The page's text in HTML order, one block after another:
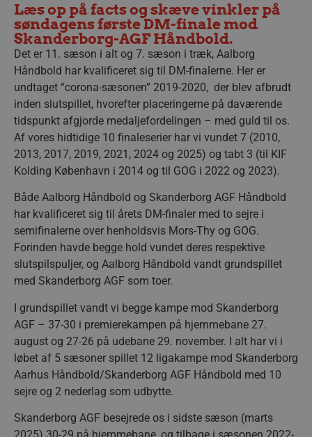
Læs op på facts og skæve vinkler på
søndagens første DM-finale mod
Skanderborg-AGF Håndbold.
Det er 11. sæson i alt og 7. sæson i træk, Aalborg
Håndbold har kvalificeret sig til DM-finalerne. Her er
undtaget “corona-sæsonen” 2019-2020, der blev afbrudt
inden slutspillet, hvorefter placeringerne på daværende
tidspunkt afgjorde medaljefordelingen – med guld til os.
Af vores hidtidige 10 finaleserier har vi vundet 7 (2010,
2013, 2017, 2019, 2021, 2024 og 2025) og tabt 3 (til KIF
Kolding København i 2014 og til GOG i 2022 og 2023).
Både Aalborg Håndbold og Skanderborg AGF Håndbold
har kvalificeret sig til årets DM-finaler med to sejre i
semifinalerne over henholdsvis Mors-Thy og GOG.
Forinden havde begge hold vundet deres respektive
slutspilspuljer, og Aalborg Håndbold vandt grundspillet
med Skanderborg AGF som toer.
I grundspillet vandt vi begge kampe mod Skanderborg
AGF – 37-30 i premierekampen på hjemmebane 27.
august og 27-26 på udebane 29. november. I alt har vi i
løbet af 5 sæsoner spillet 12 ligakampe mod Skanderborg
Aarhus Håndbold/Skanderborg AGF Håndbold med 10
sejre og 2 nederlag som udbytte.
Skanderborg AGF besejrede os i sidste sæson (marts